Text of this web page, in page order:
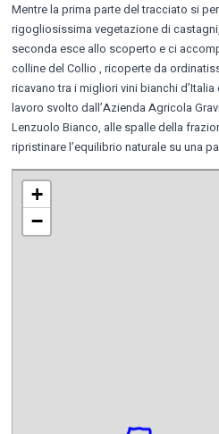
Mentre la prima parte del tracciato si
rigogliosissima vegetazione di
seconda esce allo scoperto e ci
colline del Collio , ricoperte da
ricavano tra i migliori vini bianchi
lavoro svolto dall’Azienda Agricola
Lenzuolo Bianco, alle spalle della
ripristinare l’equilibrio naturale su una
+
−